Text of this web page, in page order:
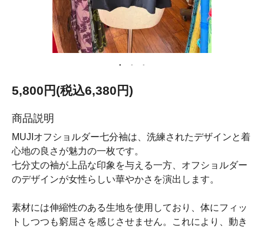
5,800円(税込6,380円)
商品説明
MUJIオフショルダー七分袖は、洗練されたデザインと着
心地の良さが魅力の一枚です。
七分丈の袖が上品な印象を与える一方、オフショルダー
のデザインが女性らしい華やかさを演出します。
素材には伸縮性のある生地を使用しており、体にフィッ
トしつつも窮屈さを感じさせません。これにより、動き